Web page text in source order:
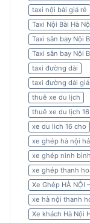
taxi nội bài giá rẻ
Taxi Nội Bài Hà
Taxi sân bay Nội
Taxi sân bay Nội
taxi đường dài
taxi đường dài
thuê xe du lịch
thuê xe du lịch
xe du lich 16 cho
xe ghép hà nội
xe ghép ninh bình
xe ghép thanh
Xe Ghép HÀ NỘI
xe hà nội thanh
Xe khách Hà Nội